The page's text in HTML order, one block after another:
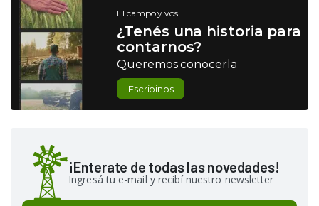
El campo y vos
¿Tenés una historia para
contarnos?
Queremos conocerla
Escribinos
¡Enterate de todas las novedades!
Ingresá tu e-mail y recibí nuestro newsletter